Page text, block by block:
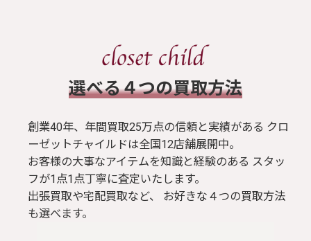
​選べる４つの買取方法
創業40年、年間買取25万点の信頼と実績がある クロ
ーゼットチャイルドは全国12店舗展開中。
お客様の大事なアイテムを知識と経験のある スタッ
フが1点1点丁寧に査定いたします。
出張買取や宅配買取など、 お好きな４つの買取方法
も選べます。